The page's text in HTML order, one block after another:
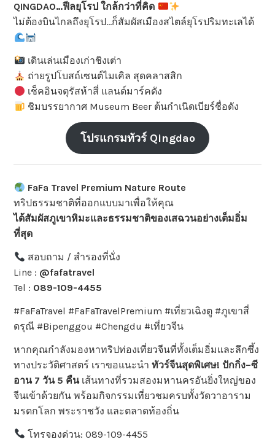
QINGDAO…ฟีลยุโรป ใกล้กว่าที่คิด
ไม่ต้องบินไกลถึงยุโรป…ก็สัมผัสเมืองสไตล์ยุโรปริมทะเลได้
เดินเล่นเมืองเก่าชิงเต่า
ถ่ายรูปโบสถ์เซนต์ไมเคิล สุดคลาสสิก
เช็คอินจตุรัสห้าสี่ แลนด์มาร์คดัง
ชิมบรรยากาศ Museum Beer ต้นกำเนิดเบียร์ชื่อดัง
โปรแกรมทัวร์ Qingdao
FaFa Travel Premium Nature Route
ทริปธรรมชาติที่ออกแบบมาเพื่อให้คุณ
ได้สัมผัสภูเขาหิมะและธรรมชาติของเสฉวนอย่างเต็มอิ่ม
ที่สุด
สอบถาม / สำรองที่นั่ง
Line : @fafatravel
Tel : 089-109-4455
#FaFaTravel #FaFaTravelPremium #เที่ยวเฉิงตู #ภูเขาสี่
ดรุณี #Bipenggou #Chengdu #เที่ยวจีน
หากคุณกำลังมองหาทริปท่องเที่ยวจีนที่ทั้งเต็มอิ่มและลึกซึ้ง
ทางประวัติศาสตร์ เราขอแนะนำทัวร์จีนสุดพิเศษ! ปักกิ่ง–ซี
อาน 7 วัน 5 คืนเส้นทางที่รวมสองมหานครอันยิ่งใหญ่ของ
จีนเข้าด้วยกัน พร้อมกิจกรรมเที่ยวชมครบทั้งวัดวาอาราม
มรดกโลก พระราชวัง และตลาดท้องถิ่น
โทรจองด่วน: 089-109-4455